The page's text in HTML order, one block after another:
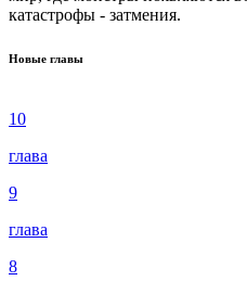
катастрофы - затмения.
Новые главы
10
глава
9
глава
8